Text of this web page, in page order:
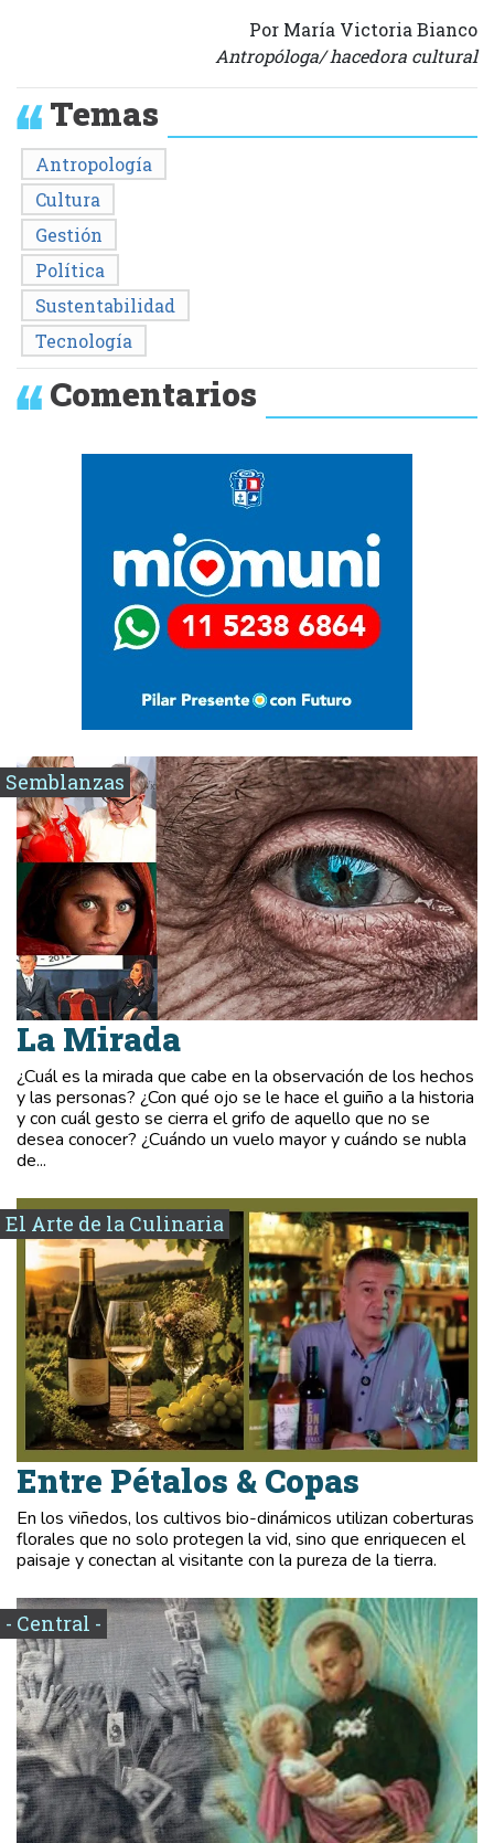
Por María Victoria Bianco
Antropóloga/ hacedora cultural
Temas
Antropología
Cultura
Gestión
Política
Sustentabilidad
Tecnología
Comentarios
Semblanzas
La Mirada
¿Cuál es la mirada que cabe en la observación de los hechos
y las personas? ¿Con qué ojo se le hace el guiño a la historia
y con cuál gesto se cierra el grifo de aquello que no se
desea conocer? ¿Cuándo un vuelo mayor y cuándo se nubla
de...
El Arte de la Culinaria
Entre Pétalos & Copas
En los viñedos, los cultivos bio-dinámicos utilizan coberturas
florales que no solo protegen la vid, sino que enriquecen el
paisaje y conectan al visitante con la pureza de la tierra.
- Central -